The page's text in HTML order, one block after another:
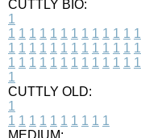
CUTTLY BIO:
1
1 1 1 1 1 1 1 1 1 1 1 1 1
1 1 1 1 1 1 1 1 1 1 1 1 1
1 1 1 1 1 1 1 1 1 1 1 1 1
1
CUTTLY OLD:
1
1 1 1 1 1 1 1 1 1 1
MEDIUM: